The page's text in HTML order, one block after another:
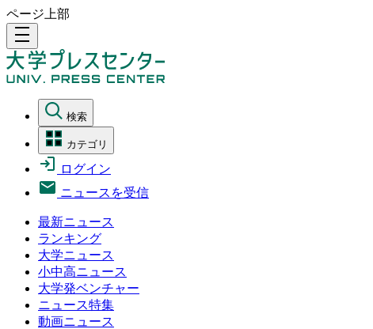
ページ上部
density_medium
検索
カテゴリ
ログイン
ニュースを受信
最新ニュース
ランキング
大学ニュース
小中高ニュース
大学発ベンチャー
ニュース特集
動画ニュース